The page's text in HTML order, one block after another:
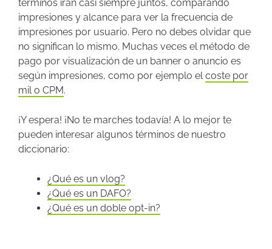
términos irán casi siempre juntos, comparando
impresiones y alcance para ver la frecuencia de
impresiones por usuario. Pero no debes olvidar que
no significan lo mismo. Muchas veces el método de
pago por visualización de un banner o anuncio es
según impresiones, como por ejemplo elcoste por
mil o CPM.
¡Y espera! ¡No te marches todavía! A lo mejor te
pueden interesar algunos términos de nuestro
diccionario:
¿Qué es un vlog?
¿Qué es un DAFO?
¿Qué es un doble opt-in?